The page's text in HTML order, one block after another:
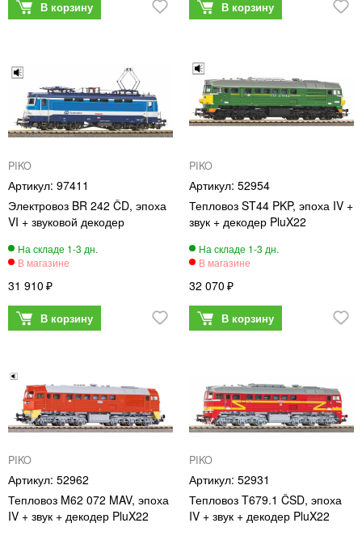
PIKO
97411
Электровоз BR 242 ČD, эпоха
VI + звуковой декодер
31 910
PIKO
52954
Тепловоз ST44 PKP, эпоха IV +
звук + декодер PluX22
32 070
PIKO
52962
Тепловоз M62 072 MAV, эпоха
IV + звук + декодер PluX22
PIKO
52931
Тепловоз T679.1 ČSD, эпоха
IV + звук + декодер PluX22